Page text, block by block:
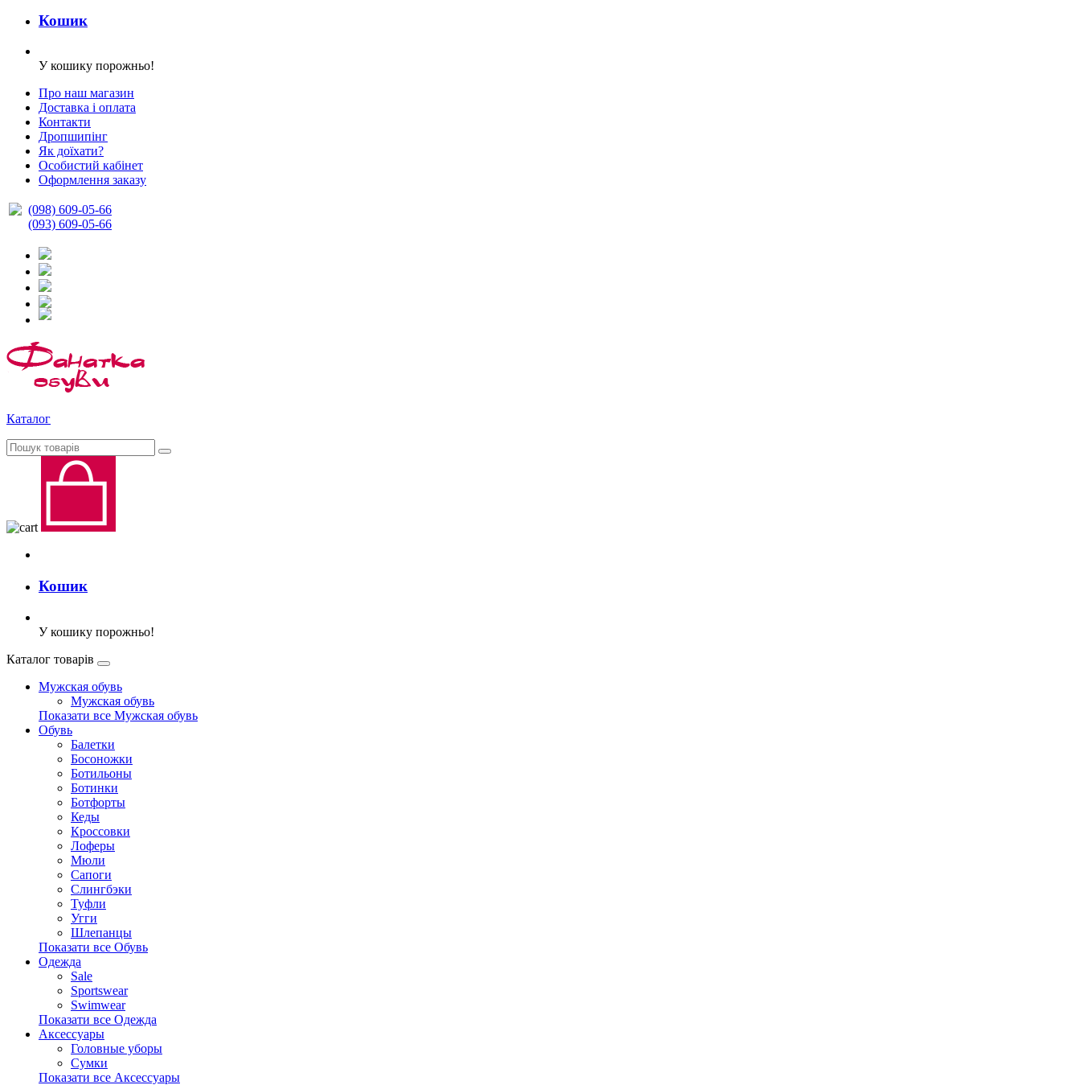
Кошик
У кошику порожньо!
Про наш магазин
Доставка і оплата
Контакти
Дропшипінг
Як доїхати?
Особистий кабінет
Оформлення заказу
(098) 609-05-66
(093) 609-05-66
Каталог
Кошик
У кошику порожньо!
Каталог товарів
Мужская обувь
Мужская обувь
Показати все Мужская обувь
Обувь
Балетки
Босоножки
Ботильоны
Ботинки
Ботфорты
Кеды
Кроссовки
Лоферы
Мюли
Сапоги
Слингбэки
Туфли
Угги
Шлепанцы
Показати все Обувь
Одежда
Sale
Sportswear
Swimwear
Показати все Одежда
Аксессуары
Головные уборы
Сумки
Показати все Аксессуары